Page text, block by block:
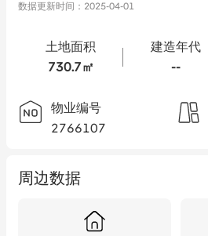
数据更新时间： 2025-04-01
土地面积
730.7㎡
建造年代
--
物业编号
2766107
周边数据